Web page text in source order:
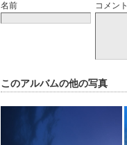
名前 コメント
このアルバムの他の写真